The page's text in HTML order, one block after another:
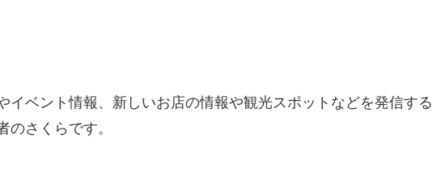
イベント情報、新しいお店の情報や観光スポットなどを発信する
のさくらです。